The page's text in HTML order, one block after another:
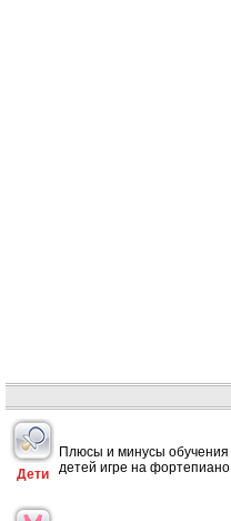
Дети
Плюсы и минусы обучения
детей игре на фортепиано